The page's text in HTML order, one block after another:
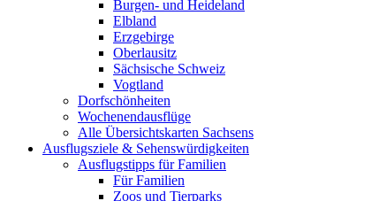
Burgen- und Heideland
Elbland
Erzgebirge
Oberlausitz
Sächsische Schweiz
Vogtland
Dorfschönheiten
Wochenendausflüge
Alle Übersichtskarten Sachsens
Ausflugsziele & Sehenswürdigkeiten
Ausflugstipps für Familien
Für Familien
Zoos und Tierparks